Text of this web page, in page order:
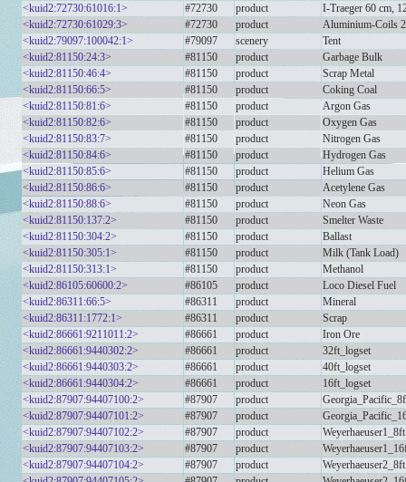
<kuid2:72730:61016:1>
#72730 product
I-Traeger 60 cm,
<kuid2:72730:61029:3>
#72730 product
Aluminium-Coils
<kuid2:79097:100042:1>
#79097 scenery
Tent
<kuid2:81150:24:3>
#81150 product
Garbage Bulk
<kuid2:81150:46:4>
#81150 product
Scrap Metal
<kuid2:81150:66:5>
#81150 product
Coking Coal
<kuid2:81150:81:6>
#81150 product
Argon Gas
<kuid2:81150:82:6>
#81150 product
Oxygen Gas
<kuid2:81150:83:7>
#81150 product
Nitrogen Gas
<kuid2:81150:84:6>
#81150 product
Hydrogen Gas
<kuid2:81150:85:6>
#81150 product
Helium Gas
<kuid2:81150:86:6>
#81150 product
Acetylene Gas
<kuid2:81150:88:6>
#81150 product
Neon Gas
<kuid2:81150:137:2>
#81150 product
Smelter Waste
<kuid2:81150:304:2>
#81150 product
Ballast
<kuid2:81150:305:1>
#81150 product
Milk (Tank Load)
<kuid2:81150:313:1>
#81150 product
Methanol
<kuid2:86105:60600:2>
#86105 product
Loco Diesel Fuel
<kuid2:86311:66:5>
#86311 product
Mineral
<kuid2:86311:1772:1>
#86311 product
Scrap
<kuid2:86661:9211011:2>
#86661 product
Iron Ore
<kuid2:86661:9440302:2>
#86661 product
32ft_logset
<kuid2:86661:9440303:2>
#86661 product
40ft_logset
<kuid2:86661:9440304:2>
#86661 product
16ft_logset
<kuid2:87907:94407100:2>
#87907 product
<kuid2:87907:94407101:2>
#87907 product
<kuid2:87907:94407102:2>
#87907 product
Weyerhaeuser1_8ft
<kuid2:87907:94407103:2>
#87907 product
<kuid2:87907:94407104:2>
#87907 product
Weyerhaeuser2_8ft